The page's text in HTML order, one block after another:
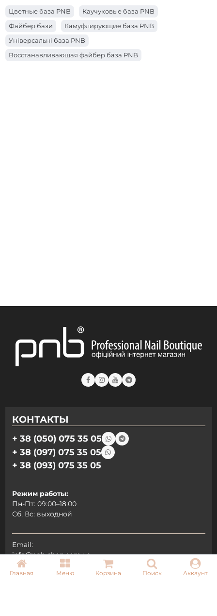
Главная Меню Корзина Поиск Аккаунт
Цветные база PNB
Каучуковые база PNB
Файбер бази
Камуфлирующие база PNB
Універсальні база PNB
Восстанавливающая файбер база PNB
КОНТАКТЫ
+ 38 (050) 075 35 05
+ 38 (097) 075 35 05
+ 38 (093) 075 35 05
Режим работы:
Пн-Пт: 09:00–18:00
Сб, Вс: выходной
Email:
info@pnb-shop.com.ua
По вопросам сотрудничества: